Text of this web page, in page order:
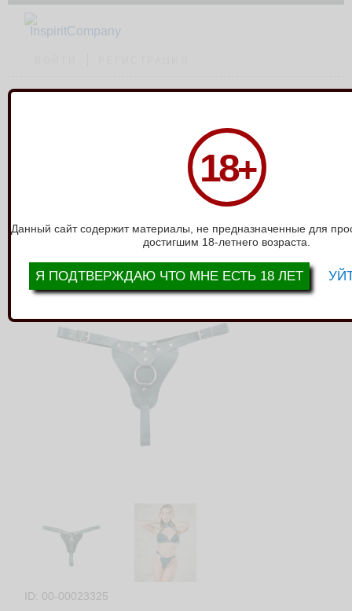
18+
Данный сайт содержит материалы, не предназначенные для
достигшим 18-летнего возраста.
Я ПОДТВЕРЖДАЮ ЧТО МНЕ ЕСТЬ 18 ЛЕТ
Трусики с Кольцом для Страпона Lady's
ТРУСИКИ С КОЛЬЦОМ ДЛЯ
СТРАПОНА LADY'S ARSENAL
ИЗУМРУД 67015ARS
ID: 00-00023325